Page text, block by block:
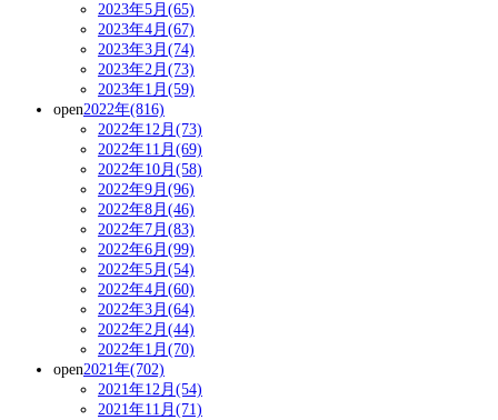
2023年5月(65)
2023年4月(67)
2023年3月(74)
2023年2月(73)
2023年1月(59)
open2022年(816)
2022年12月(73)
2022年11月(69)
2022年10月(58)
2022年9月(96)
2022年8月(46)
2022年7月(83)
2022年6月(99)
2022年5月(54)
2022年4月(60)
2022年3月(64)
2022年2月(44)
2022年1月(70)
open2021年(702)
2021年12月(54)
2021年11月(71)